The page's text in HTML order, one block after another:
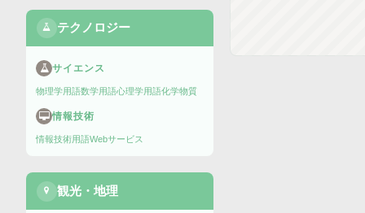
テクノロジー
サイエンス
物理学用語数学用語心理学用語化学物質
情報技術
情報技術用語Webサービス
観光・地理